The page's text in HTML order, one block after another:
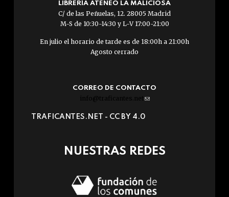
LIBRERÍA ATENEO LA MALICIOSA
C/ de las Peñuelas, 12. 28005 Madrid
M-S de 10:30-14:30 y L-V 17:00-21:00
En julio el horario de tarde es de 18:00h a 21:00h
Agosto cerrado
CORREO DE CONTACTO
info@traficantes.net (link
e-
TRAFICANTES.NET - CC BY 4.0
NUESTRAS REDES